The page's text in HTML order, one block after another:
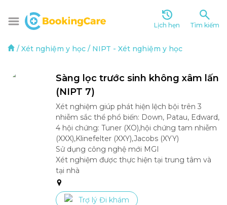
Lịch hẹn Tìm kiếm
/ Xét nghiệm y học / NIPT - Xét nghiệm y học
Sàng lọc trước sinh không xâm lấn
(NIPT 7)
Xét nghiệm giúp phát hiện lệch bội trên 3
nhiễm sắc thể phổ biến: Down, Patau, Edward,
4 hội chứng: Tuner (XO),hội chứng tam nhiễm
(XXX),Klinefelter (XXY),Jacobs (XYY)
Sử dụng công nghệ mới MGI
Xét nghiệm được thực hiện tại trung tâm và
tại nhà
Trợ lý Đi khám